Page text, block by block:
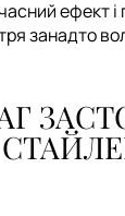
ефект
занадто